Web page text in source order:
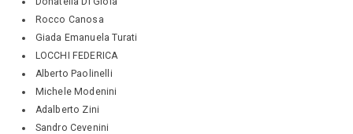
Rocco Canosa
Giada Emanuela Turati
LOCCHI FEDERICA
Alberto Paolinelli
Michele Modenini
Adalberto Zini
Sandro Cevenini